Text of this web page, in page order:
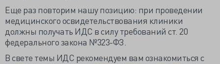
Еще раз повторим нашу позицию: при проведении
медицинского освидетельствования клиники
должны получать ИДС в силу требований ст. 20
федерального закона №323-ФЗ.
В свете темы ИДС рекомендуем вам ознакомиться с